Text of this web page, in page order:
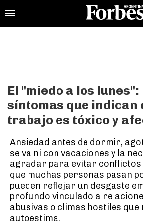
El "miedo a los lunes":
síntomas que indican
trabajo es tóxico y
Ansiedad antes de dormir,
se va ni con vacaciones y la
agradar para evitar conflictos
que muchas personas pasan
pueden reflejar un desgaste
profundo vinculado a
abusivas o climas hostiles que
autoestima.